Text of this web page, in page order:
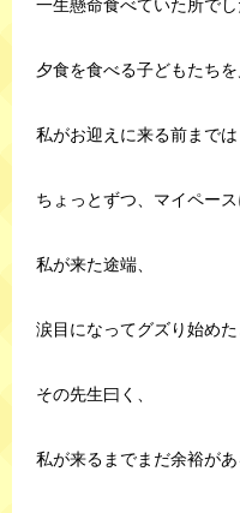
一生懸命食べていた所でし
夕食を食べる子どもたち
私がお迎えに来る前までは
ちょっとずつ、マイペー
私が来た途端、
涙目になってグズり始めた
その先生曰く、
私が来るまでまだ余裕が